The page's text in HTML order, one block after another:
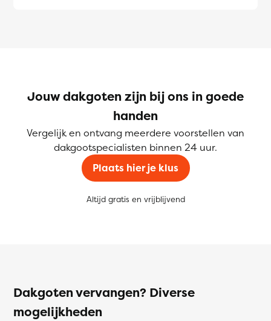
Jouw dakgoten zijn bij ons in goede
handen
Vergelijk en ontvang meerdere voorstellen van
dakgootspecialisten binnen 24 uur.
Plaats hier je klus
Altijd gratis en vrijblijvend
Dakgoten vervangen? Diverse
mogelijkheden